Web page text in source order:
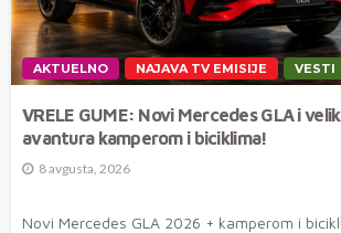
AKTUELNO NAJAVA TV EMISIJE VESTI
VRELE GUME: Novi Mercedes GLA i
avantura kamperom i biciklima!
8 avgusta, 2026
Novi Mercedes GLA 2026 + kamperom i